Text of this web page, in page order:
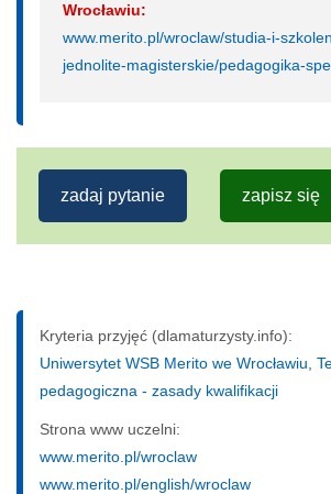
Wrocławiu:
www.merito.pl/wroclaw/studia-i-
jednolite-magisterskie/pedagogika-
zadaj pytanie zapisz się
Kryteria przyjęć (dlamaturzysty.info):
Uniwersytet WSB Merito we Wrocławiu,
pedagogiczna - zasady kwalifikacji
Strona www uczelni:
www.merito.pl/wroclaw
www.merito.pl/english/wroclaw